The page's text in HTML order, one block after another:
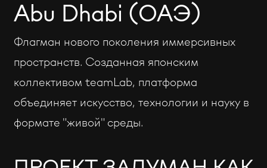
Abu Dhabi (ОАЭ)
Флагман нового поколения иммерсивных
пространств. Созданная японским
коллективом teamLab, платформа
объединяет искусство, технологии и науку в
формате "живой" среды.